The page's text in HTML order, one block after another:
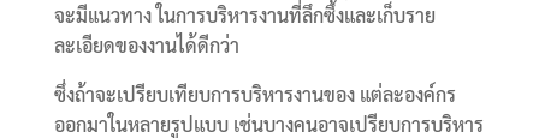
จะมีแนวทาง ในการบริหารงานที่ลึกซึ้งและเก็บราย
ละเอียดของงานได้ดีกว่า
ซึ่งถ้าจะเปรียบเทียบการบริหารงานของ แต่ละองค์กร
ออกมาในหลายรูปแบบ เช่นบางคนอาจเปรียบการบริหาร